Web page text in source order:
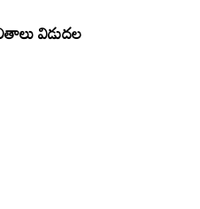
విడుదల